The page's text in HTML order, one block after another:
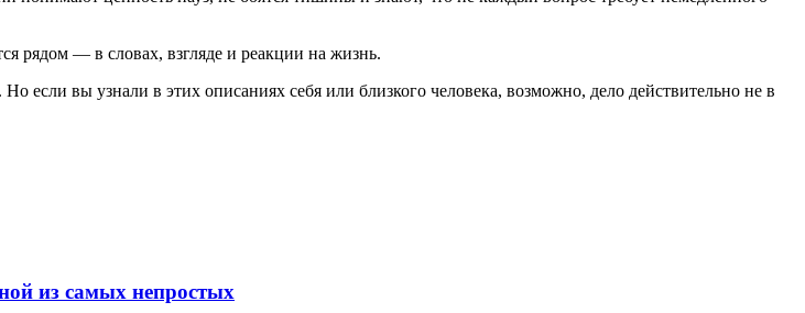
рядом — в словах, взгляде и реакции на жизнь.
вы узнали в этих описаниях себя или близкого человека, возможно, дело действительно не в
из самых непростых